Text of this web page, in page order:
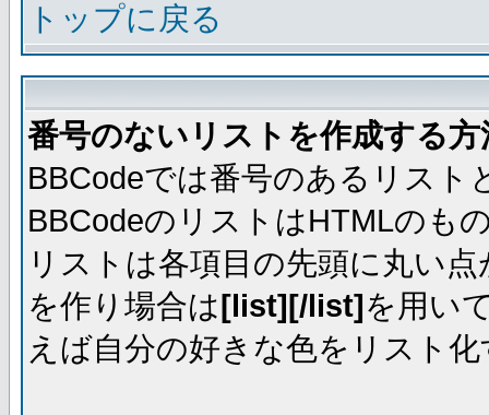
トップに戻る
番号のないリストを作成する方
BBCodeでは番号のあるリス
BBCodeのリストはHTMLのも
リストは各項目の先頭に丸い
を作り場合は[list][/list]を用い
えば自分の好きな色をリスト